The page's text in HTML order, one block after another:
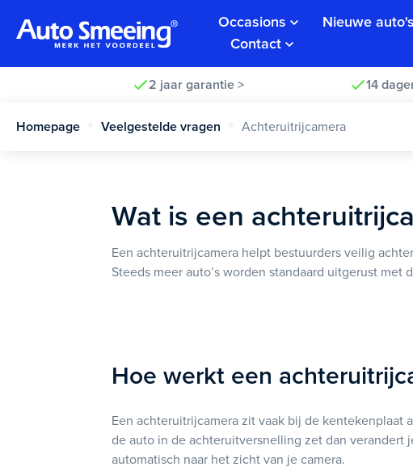
Occasions Nieuwe auto's
Contact
2 jaar garantie > 14
Homepage Veelgestelde vragen Achteruitrijcamera
Wat is een
Een achteruitrijcamera helpt bestuurders veilig
Steeds meer auto’s worden standaard uitgerust
Hoe werkt een
Een achteruitrijcamera zit vaak bij de kentekenplaat
de auto in de achteruitversnelling zet dan verandert
automatisch naar het zicht van je camera.